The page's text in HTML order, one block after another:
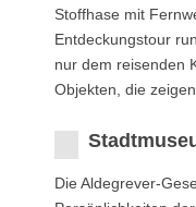
Stoffhase mit
Entdeckungstour
nur dem reisenden
Objekten, die
Die Aldegrever-